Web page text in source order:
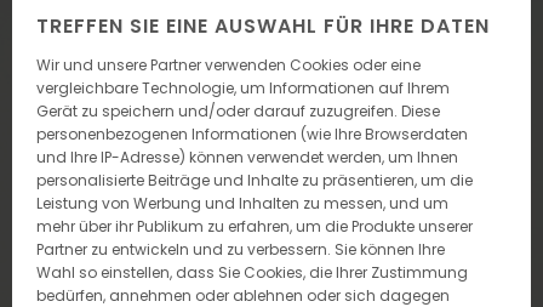
TREFFEN SIE EINE AUSWAHL FÜR IHRE DATEN
Wir und unsere Partner verwenden Cookies oder eine
vergleichbare Technologie, um Informationen auf Ihrem
Gerät zu speichern und/oder darauf zuzugreifen. Diese
personenbezogenen Informationen (wie Ihre Browserdaten
und Ihre IP-Adresse) können verwendet werden, um Ihnen
personalisierte Beiträge und Inhalte zu präsentieren, um die
Leistung von Werbung und Inhalten zu messen, und um
mehr über ihr Publikum zu erfahren, um die Produkte unserer
Partner zu entwickeln und zu verbessern. Sie können Ihre
Wahl so einstellen, dass Sie Cookies, die Ihrer Zustimmung
bedürfen, annehmen oder ablehnen oder sich dagegen